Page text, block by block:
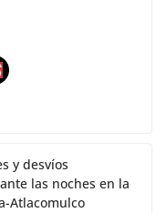
y desvíos
las noches en la
Atlacomulco